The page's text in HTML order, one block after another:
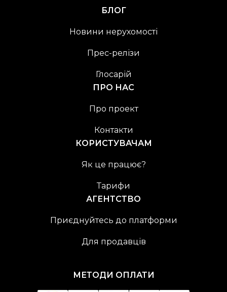
БЛОГ
Новини нерухомості
Прес-релізи
Глосарій
ПРО НАС
Про проект
Контакти
КОРИСТУВАЧАМ
Як це працює?
Тарифи
АГЕНТСТВО
Приєднуйтесь до платформи
Для продавців
МЕТОДИ ОПЛАТИ